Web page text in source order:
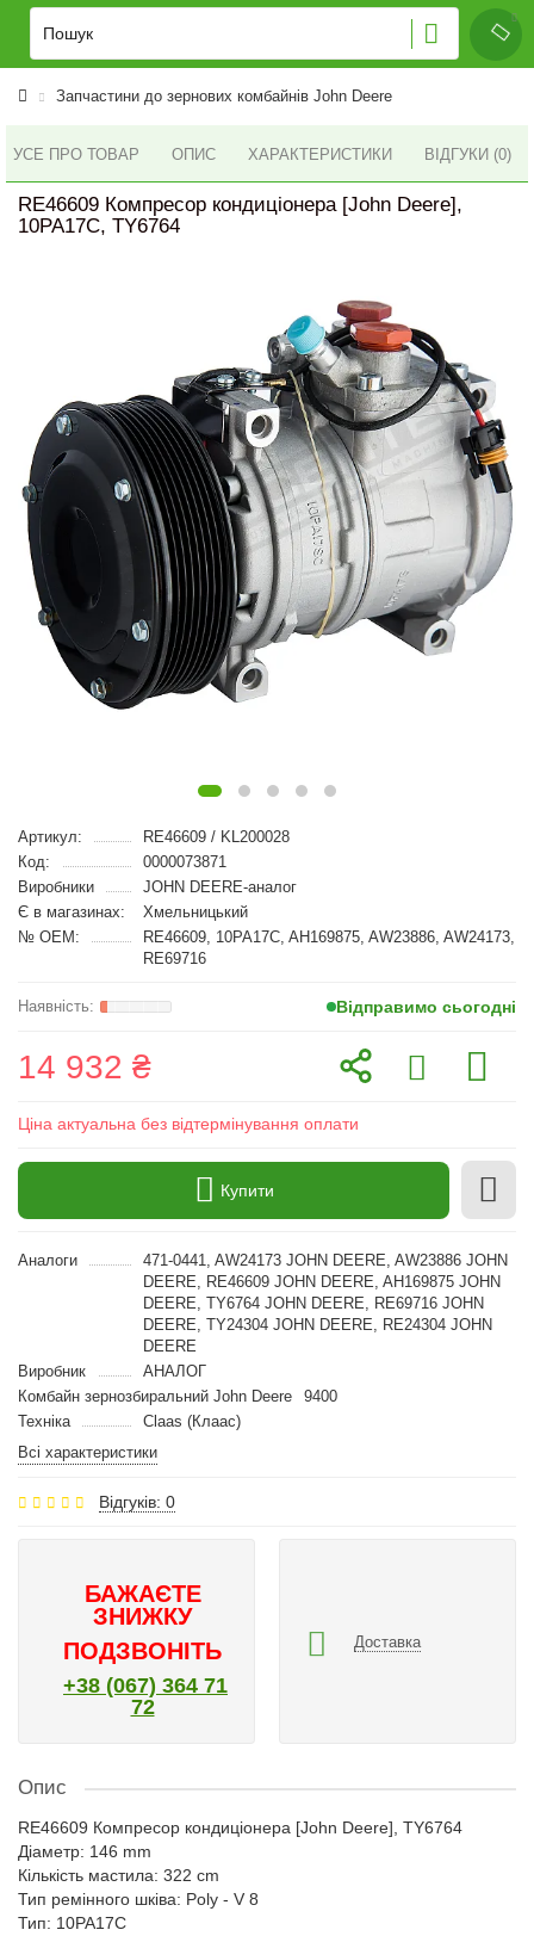
Запчастини до зернових комбайнів John Deere
УСЕ ПРО ТОВАР ОПИС ХАРАКТЕРИСТИКИ ВІДГУКИ (0)
RE46609 Компресор кондиціонера [John Deere],
10PA17C, TY6764
Артикул:
RE46609 / KL200028
Код:
0000073871
Виробники
JOHN DEERE-аналог
Є в магазинах:
Хмельницький
№ OEM:
RE46609, 10PA17C, AH169875, AW23886, AW24173,
RE69716
Відправимо сьогодні
14 932 ₴
Ціна актуальна без відтермінування оплати
Купити
Аналоги
471-0441, AW24173 JOHN DEERE, AW23886 JOHN
DEERE, RE46609 JOHN DEERE, AH169875 JOHN
DEERE, TY6764 JOHN DEERE, RE69716 JOHN
DEERE, TY24304 JOHN DEERE, RE24304 JOHN
DEERE
Виробник
АНАЛОГ
Комбайн зернозбиральний John Deere
9400
Техніка
Claas (Клаас)
Всі характеристики
Відгуків: 0
БАЖАЄТЕ
ЗНИЖКУ
ПОДЗВОНІТЬ
+38 (067) 364 71
72
Доставка
Опис
RE46609 Компресор кондиціонера [John Deere], TY6764
Діаметр: 146 mm
Кількість мастила: 322 cm
Тип ремінного шківа: Poly - V 8
Тип: 10PA17C